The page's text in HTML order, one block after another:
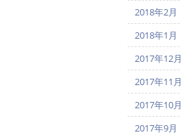
2018年2月
2018年1月
2017年12月
2017年11月
2017年10月
2017年9月